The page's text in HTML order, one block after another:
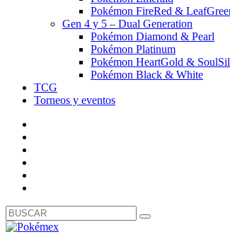
Pokémon FireRed &
Gen 4 y 5 – Dual Generation
Pokémon Diamond & Pearl
Pokémon Platinum
Pokémon HeartGold &
Pokémon Black & White
TCG
Torneos y eventos